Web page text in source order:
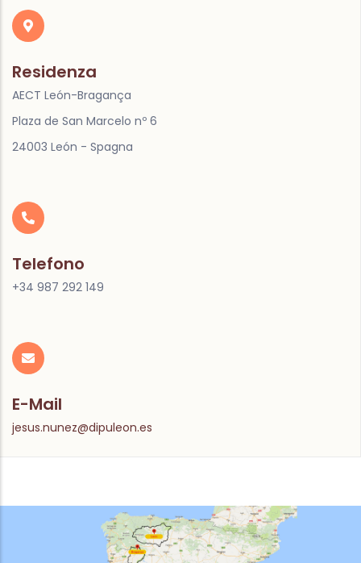
Residenza
AECT León-Bragança
Plaza de San Marcelo nº 6
24003 León - Spagna
Telefono
+34 987 292 149
E-Mail
jesus.nunez@dipuleon.es